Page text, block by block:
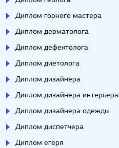
Диплом горного мастера
Диплом дерматолога
Диплом дефектолога
Диплом диетолога
Диплом дизайнера
Диплом дизайнера интерьера
Диплом дизайнера одежды
Диплом диспетчера
Диплом егеря